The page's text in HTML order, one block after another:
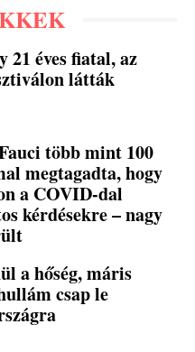
21 éves fiatal, az
látták
több mint 100
megtagadta, hogy
a COVID-dal
kérdésekre – nagy
a hőség, máris
csap le